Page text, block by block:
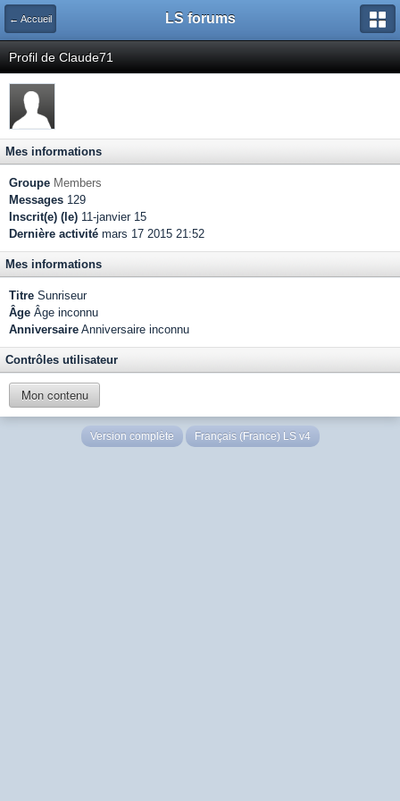
← Accueil LS forums
Profil de Claude71
Mes informations
Groupe Members
Messages 129
Inscrit(e) (le) 11-janvier 15
Dernière activité mars 17 2015 21:52
Mes informations
Titre Sunriseur
Âge Âge inconnu
Anniversaire Anniversaire inconnu
Contrôles utilisateur
Mon contenu
Version complète Français (France) LS v4